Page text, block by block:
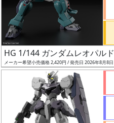
価
格
改
定
予
HG 1/144 ガンダムレオパルド
メーカー希望小売価格 2,420円 / 発売日 2026年8月8日